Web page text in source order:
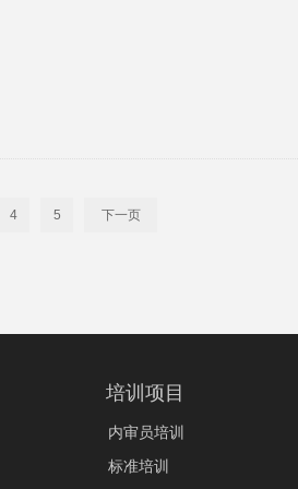
4 5 下一页
培训项目
内审员培训
标准培训